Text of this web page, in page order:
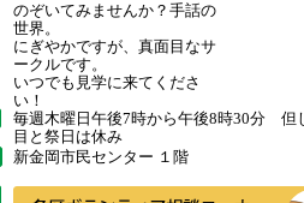
のぞいてみませんか？手話の
世界。
にぎやかですが、真面目なサ
ークルです。
いつでも見学に来てくださ
い！
毎週木曜日午後7時から午後8時30分 但
目と祭日は休み
新金岡市民センター １階